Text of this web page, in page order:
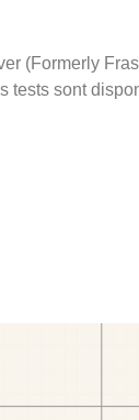
(Formerly
tests sont